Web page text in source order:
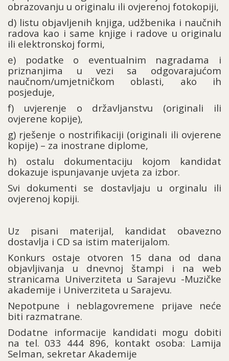
obrazovanju u originalu ili ovjerenoj fotokopiji,
d) listu objavljenih knjiga, udžbenika i naučnih
radova kao i same knjige i radove u originalu
ili elektronskoj formi,
e) podatke o eventualnim nagradama i
priznanjima u vezi sa odgovarajućom
naučnom/umjetničkom oblasti, ako ih
posjeduje,
f) uvjerenje o državljanstvu (originali ili
ovjerene kopije),
g) rješenje o nostrifikaciji (originali ili ovjerene
kopije) – za inostrane diplome,
h) ostalu dokumentaciju kojom kandidat
dokazuje ispunjavanje uvjeta za izbor.
Svi dokumenti se dostavljaju u orginalu ili
ovjerenoj kopiji.
Uz pisani materijal, kandidat obavezno
dostavlja i CD sa istim materijalom.
Konkurs ostaje otvoren 15 dana od dana
objavljivanja u dnevnoj štampi i na web
stranicama Univerziteta u Sarajevu -Muzičke
akademije i Univerziteta u Sarajevu.
Nepotpune i neblagovremene prijave neće
biti razmatrane.
Dodatne informacije kandidati mogu dobiti
na tel. 033 444 896, kontakt osoba: Lamija
Selman, sekretar Akademije